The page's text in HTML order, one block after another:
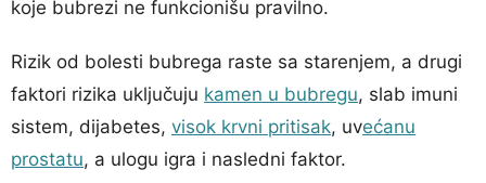
koje bubrezi ne funkcionišu pravilno.
Rizik od bolesti bubrega raste sa starenjem, a drugi
faktori rizika uključuju kamen u bubregu, slab imuni
sistem, dijabetes, visok krvni pritisak, uvećanu
prostatu, a ulogu igra i nasledni faktor.